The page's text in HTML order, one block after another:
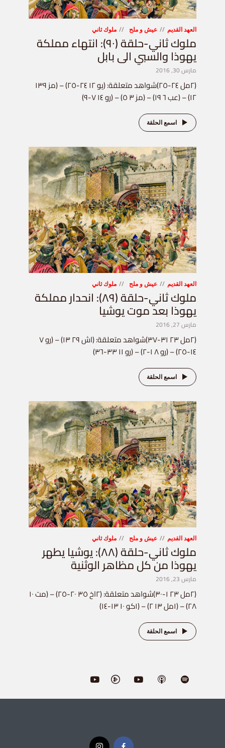
العهد القديم عيش و ملح ملوك ثاني
ملوك ثاني-حلقة (٩٠): انتهاء مملكة
يهوذا والسبي الى بابل
مارس 30, 2016
(٢مل ٢٤-٢٥)شواهد متعلقة: (يو ١٢ ٢٤-٢٥) – (مز ١٣٩
١٢) – (عب ٦ ١٩) – (مز ٣ ٥) – (رو ١٤ ٧-٩)
اسمع الحلقة
العهد القديم عيش و ملح ملوك ثاني
ملوك ثاني-حلقة (٨٩): انحدار مملكة
يهوذا بعد موت يوشيا
مارس 27, 2016
(٢مل ٢٣ ٣١-٣٧)شواهد متعلقة: (اش ٢٩ ١٣) – (رو ٧
١٤-٢٥) – (رو ٨ ١-٢) – (رو ١١ ٣٣-٣٦)
اسمع الحلقة
العهد القديم عيش و ملح ملوك ثاني
ملوك ثاني-حلقة (٨٨): يوشيا يطهر
يهوذا من كل مظاهر الوثنية
مارس 23, 2016
(٢مل ٢٣ ١-٣٠)شواهد متعلقة: (٢اخ ٣٥ ٢٠-٢٥) – (مت ١٠
٢٨) – (١مل ١٣ ٢) – (١كو ١٠ ١٣-١٤)
اسمع الحلقة